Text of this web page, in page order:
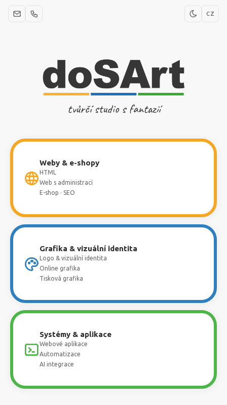
CZ
tvůrčí studio s fantazií
Weby & e-shopy
HTML
Web s administrací
E-shop · SEO
Grafika & vizuální identita
Logo & vizuální identita
Online grafika
Tisková grafika
Systémy & aplikace
Webové aplikace
Automatizace
AI integrace